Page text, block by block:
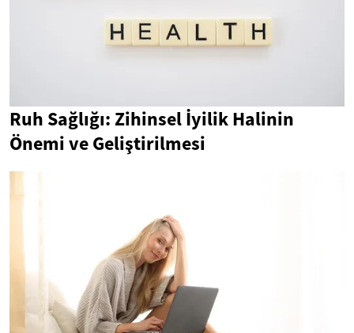
Ruh Sağlığı: Zihinsel İyilik Halinin
Önemi ve Geliştirilmesi